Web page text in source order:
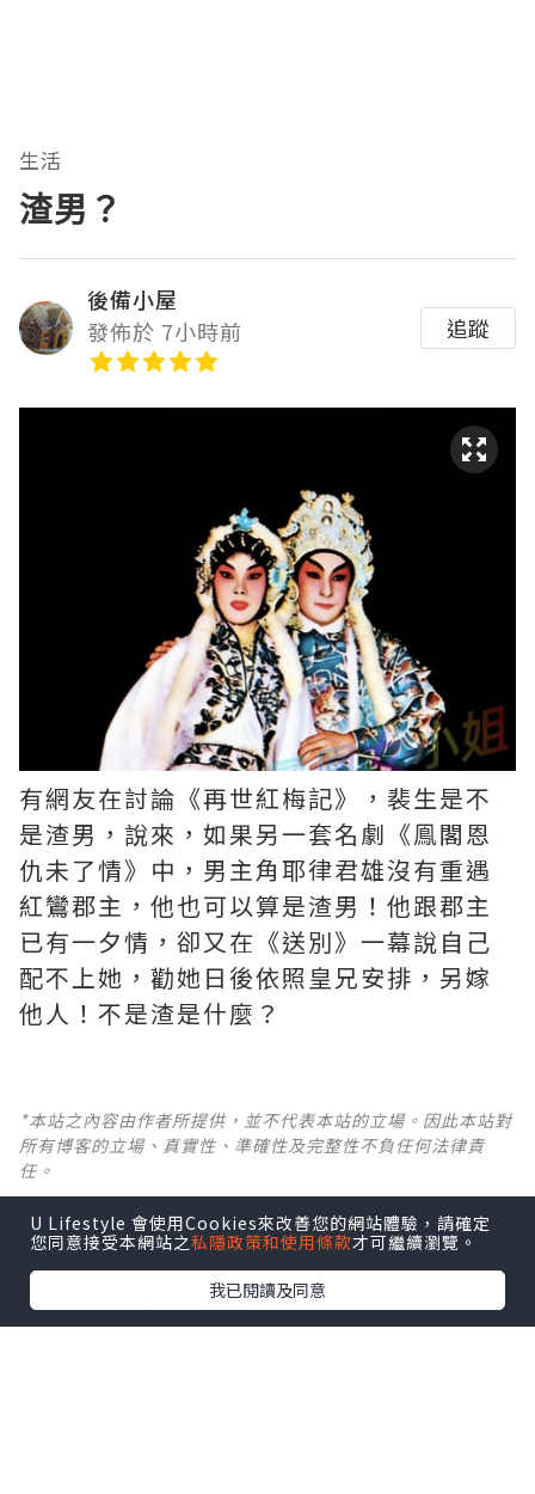
生活
渣男？
後備小屋
發佈於 7小時前
追蹤
有網友在討論《再世紅梅記》，裴生是不
是渣男，說來，如果另一套名劇《鳯閣恩
仇未了情》中，男主角耶律君雄沒有重遇
紅鸞郡主，他也可以算是渣男！他跟郡主
已有一夕情，卻又在《送別》一幕說自己
配不上她，勸她日後依照皇兄安排，另嫁
他人！不是渣是什麼？ ​​​
*本站之內容由作者所提供，並不代表本站的立場。因此本站對
所有博客的立場、真實性、準確性及完整性不負任何法律責
任。
【 U Creator 招募 】
出Post賺現金獎賞 l登記《社群創作有價企劃》
【 睇Post + 參加品牌活動 】
瀏覽更多社群打卡丶旅遊丶美食丶親子丶寵物丶扮靚
U Lifestyle 會使用Cookies來改善您的網站體驗，請確定
您同意接受本網站之私隱政策和使用條款才可繼續瀏覽。
我已閱讀及同意